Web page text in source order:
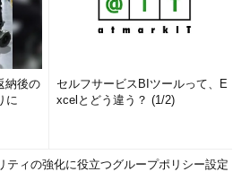
さまざまな利用者がテンプレートなど
Share）があったり、Zabbix社の
ションを持っていたりするので、それ
Solutions β」が公開されていま
テゴリーで分類されて整理されているの
ューションを見つけることができるよう
納後の
に
セルフサービスBIツールって、E
xcelとどう違う？ (1/2)
ティの強化に役立つグループポリシー設定